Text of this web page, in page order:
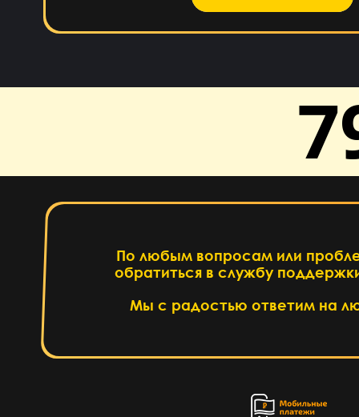
По любым вопросам или
обратиться в службу
Мы с радостью ответим на